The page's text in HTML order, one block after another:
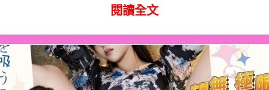
閱讀全文